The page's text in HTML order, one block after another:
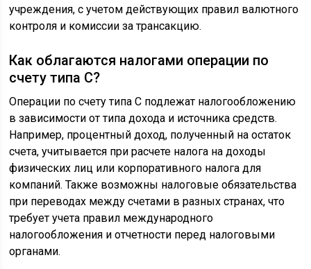
учреждения, с учетом действующих правил валютного
контроля и комиссии за трансакцию.
Как облагаются налогами операции по
счету типа С?
Операции по счету типа С подлежат налогообложению
в зависимости от типа дохода и источника средств.
Например, процентный доход, полученный на остаток
счета, учитывается при расчете налога на доходы
физических лиц или корпоративного налога для
компаний. Также возможны налоговые обязательства
при переводах между счетами в разных странах, что
требует учета правил международного
налогообложения и отчетности перед налоговыми
органами.